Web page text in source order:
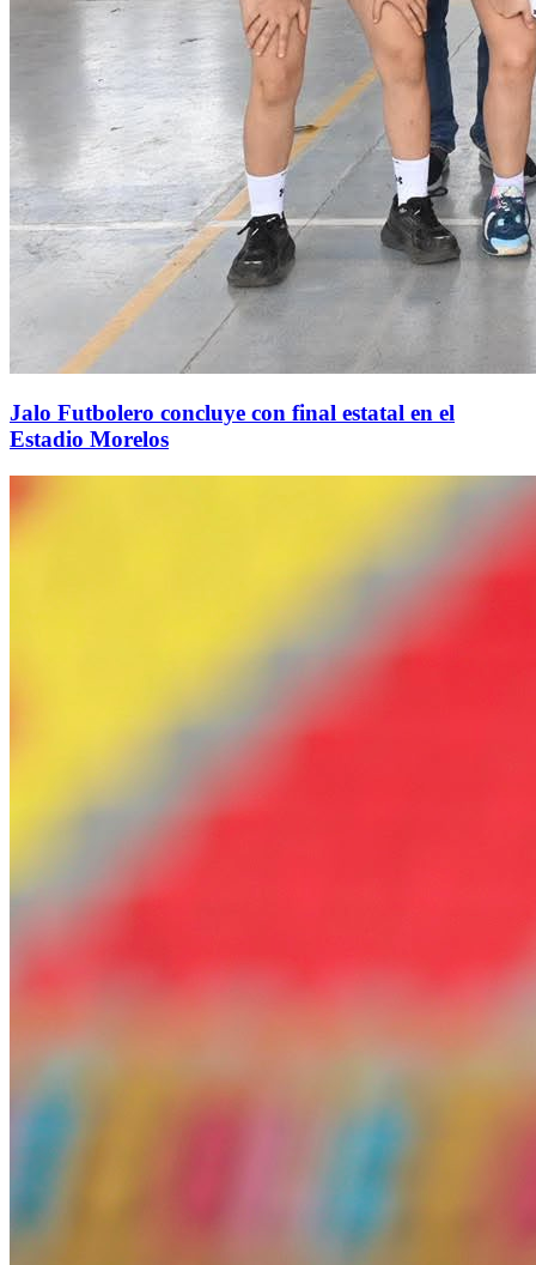
Jalo Futbolero concluye con final estatal en el
Estadio Morelos